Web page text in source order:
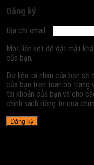
Đăng ký
Địa chỉ email
Một liên kết để đặt mật
của bạn.
Dữ liệu cá nhân của bạn
của bạn trên toàn bộ trang
tài khoản của bạn và cho
chính sách riêng tư của
Đăng ký